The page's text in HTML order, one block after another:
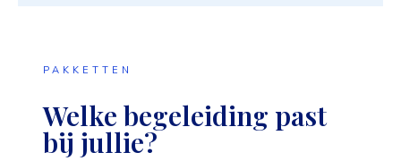
PAKKETTEN
Welke begeleiding past
bij jullie?